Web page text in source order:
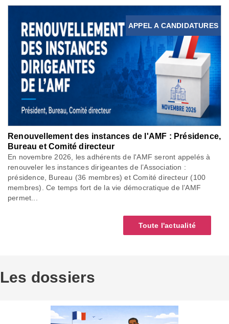
APPEL A CANDIDATURES
Renouvellement des instances de l'AMF : Présidence,
Bureau et Comité directeur
En novembre 2026, les adhérents de l'AMF seront appelés à
renouveler les instances dirigeantes de l’Association :
présidence, Bureau (36 membres) et Comité directeur (100
membres). Ce temps fort de la vie démocratique de l’AMF
permet...
Toute l'actualité
Les dossiers